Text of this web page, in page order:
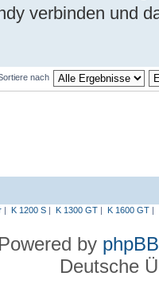
verbinden und
nach
| K 1200 S| K 1300 GT| K 1600 GT|
Powered by phpBB
Deutsche